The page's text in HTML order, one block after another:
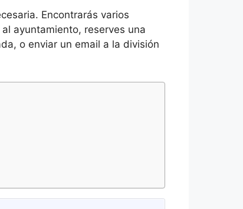
Encontrarás varios
ayuntamiento, reserves una
o enviar un email a la división